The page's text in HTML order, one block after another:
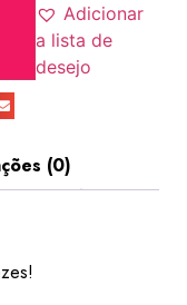
Adicionar
a lista de
desejo
(0)